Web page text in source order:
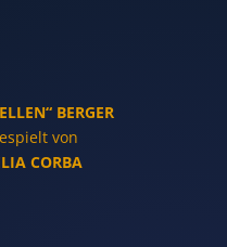
BERGER
von
CORBA